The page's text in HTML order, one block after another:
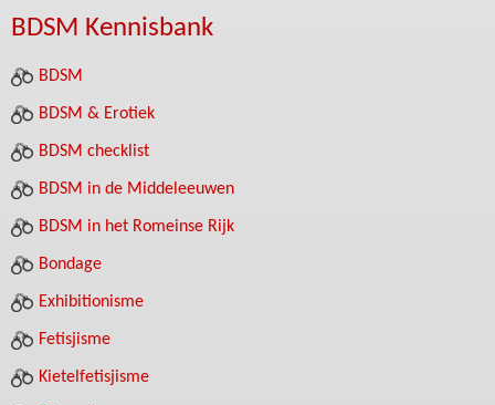
BDSM Kennisbank
BDSM
BDSM & Erotiek
BDSM checklist
BDSM in de Middeleeuwen
BDSM in het Romeinse Rijk
Bondage
Exhibitionisme
Fetisjisme
Kietelfetisjisme